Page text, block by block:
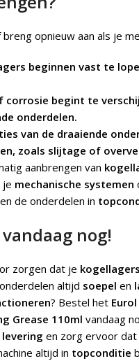
breng opnieuw aan als je
beginnen vast te
corrosie begint te
onderdelen.
van de draaiende
zoals slijtage of
aanbrengen van
je mechanische systemen
de onderdelen in
nog!
zorgen dat je kogellagers
altijd soepel en
? Bestel het
Grease 110ml vandaag
en zorg ervoor
altijd in topconditie